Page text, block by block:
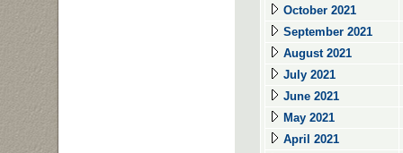
October 2021
September 2021
August 2021
July 2021
June 2021
May 2021
April 2021